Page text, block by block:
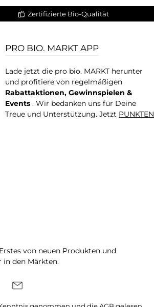
Zertifizierte Bio-Qualität
PRO BIO. MARKT APP
Lade jetzt die pro bio. MARKT herunter
und profitiere von regelmäßigen
Rabattaktionen, Gewinnspielen &
Events . Wir bedanken uns für Deine
Treue und Unterstützung. Jetzt PUNKTEN
von neuen Produkten und
in den Märkten.